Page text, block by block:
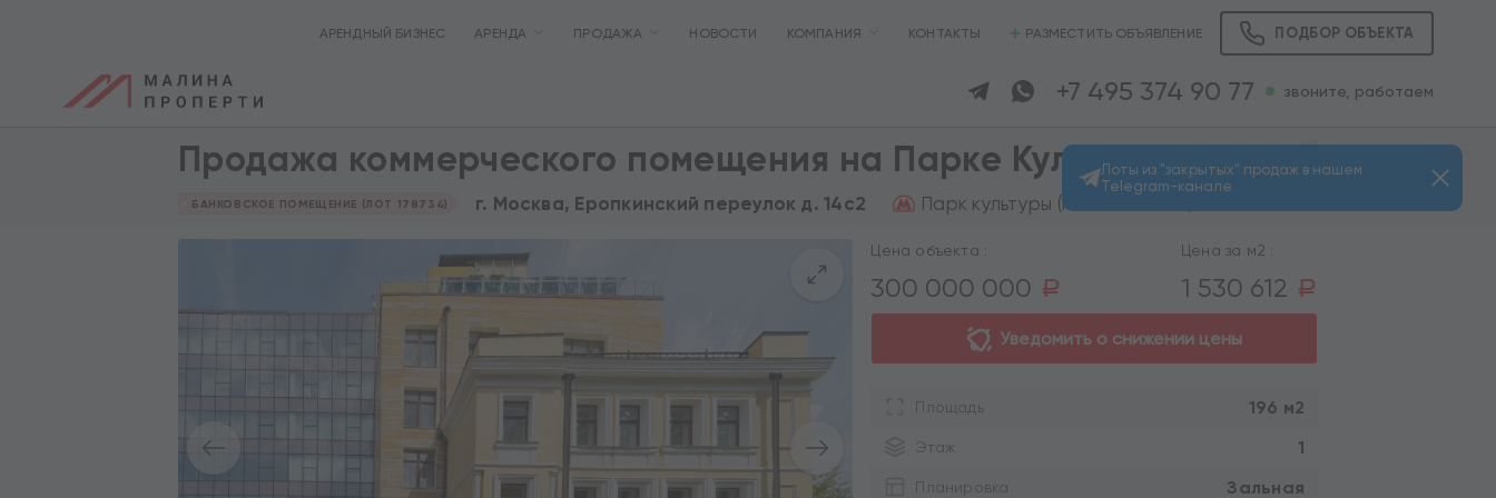
АРЕНДНЫЙ БИЗНЕС АРЕНДА ПРОДАЖА НОВОСТИ КОМПАНИЯ КОНТАКТЫ РАЗМЕСТИТЬ ОБЪЯВЛЕНИЕ ПОДБОР ОБЪЕКТА
+7 495 374 90 77 звоните, работаем
Продажа коммерческого помещения на Парке Культуры
БАНКОВСКОЕ ПОМЕЩЕНИЕ (ЛОТ 178734) г. Москва, Еропкинский переулок д. 14с2 Парк культуры (пешком 9 мин.)
Цена объекта :
300 000 000 a
Цена за м2 :
1 530 612 a
Уведомить о снижении цены
Площадь 196 м2
Этаж 1
Планировка Зальная
Лоты из "закрытых" продаж в нашем
Telegram-канале